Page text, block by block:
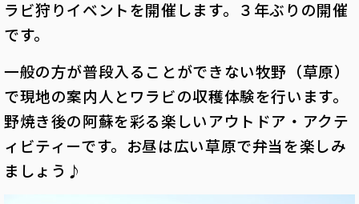
ラビ狩りイベントを開催します。３年ぶりの開催
です。
一般の方が普段入ることができない牧野（草原）
で現地の案内人とワラビの収穫体験を行います。
野焼き後の阿蘇を彩る楽しいアウトドア・アクテ
ィビティーです。お昼は広い草原で弁当を楽しみ
ましょう♪